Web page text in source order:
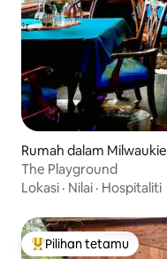
Rumah dalam Milwaukie
The Playground
Lokasi · Nilai · Hospitaliti
Pilihan utama tetamu
Pilihan tetamu